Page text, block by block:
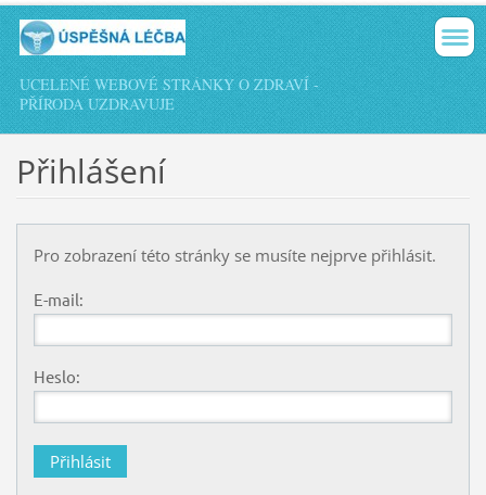
UCELENÉ WEBOVÉ STRÁNKY O ZDRAVÍ -
PŘÍRODA UZDRAVUJE
Přihlášení
Pro zobrazení této stránky se musíte nejprve přihlásit.
E-mail:
Heslo: